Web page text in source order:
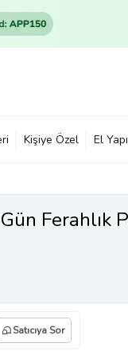
Kişiye Özel El
Ferahlık
Satıcıya Sor